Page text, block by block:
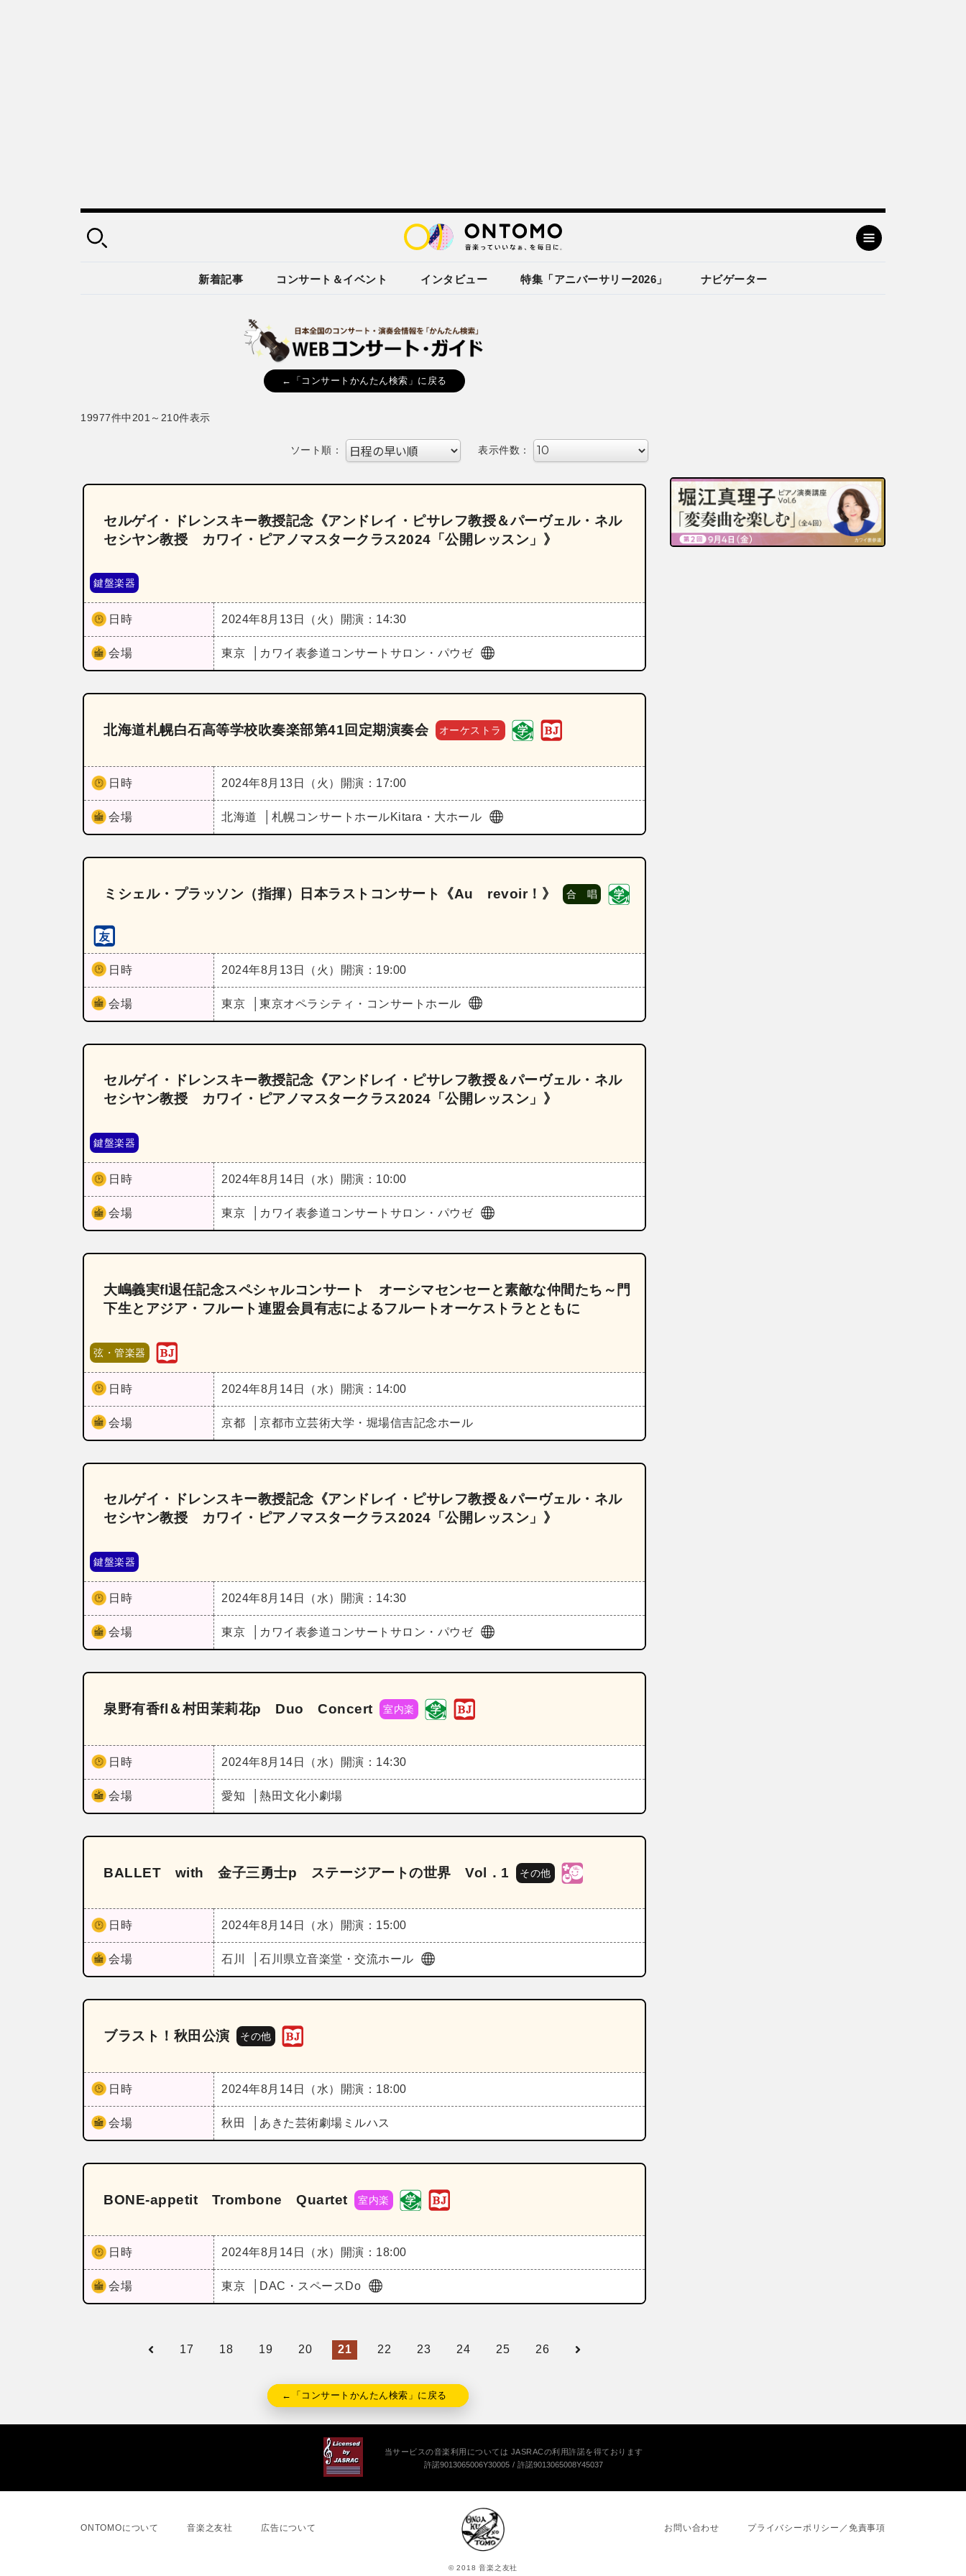
新着記事 コンサート＆イベント インタビュー 特集「アニバーサリー2026」 ナビゲーター
←「コンサートかんたん検索」に戻る
19977件中201～210件表示
ソート順： 表示件数：
セルゲイ・ドレンスキー教授記念《アンドレイ・ピサレフ教授＆パーヴェル・ネル
セシヤン教授 カワイ・ピアノマスタークラス2024「公開レッスン」》
鍵盤楽器
日時 2024年8月13日（火） 開演：14:30
会場 東京 カワイ表参道コンサートサロン・パウゼ
北海道札幌白石高等学校吹奏楽部第41回定期演奏会 オーケストラ
日時 2024年8月13日（火） 開演：17:00
会場 北海道 札幌コンサートホールKitara・大ホール
ミシェル・プラッソン（指揮）日本ラストコンサート《Au revoir！》 合 唱
日時 2024年8月13日（火） 開演：19:00
会場 東京 東京オペラシティ・コンサートホール
セルゲイ・ドレンスキー教授記念《アンドレイ・ピサレフ教授＆パーヴェル・ネル
セシヤン教授 カワイ・ピアノマスタークラス2024「公開レッスン」》
鍵盤楽器
日時 2024年8月14日（水） 開演：10:00
会場 東京 カワイ表参道コンサートサロン・パウゼ
大嶋義実fl退任記念スペシャルコンサート オーシマセンセーと素敵な仲間たち～門
下生とアジア・フルート連盟会員有志によるフルートオーケストラとともに
弦・管楽器
日時 2024年8月14日（水） 開演：14:00
会場 京都 京都市立芸術大学・堀場信吉記念ホール
セルゲイ・ドレンスキー教授記念《アンドレイ・ピサレフ教授＆パーヴェル・ネル
セシヤン教授 カワイ・ピアノマスタークラス2024「公開レッスン」》
鍵盤楽器
日時 2024年8月14日（水） 開演：14:30
会場 東京 カワイ表参道コンサートサロン・パウゼ
泉野有香fl＆村田茉莉花p Duo Concert 室内楽
日時 2024年8月14日（水） 開演：14:30
会場 愛知 熱田文化小劇場
BALLET with 金子三勇士p ステージアートの世界 Vol．1 その他
日時 2024年8月14日（水） 開演：15:00
会場 石川 石川県立音楽堂・交流ホール
ブラスト！秋田公演 その他
日時 2024年8月14日（水） 開演：18:00
会場 秋田 あきた芸術劇場ミルハス
BONE‐appetit Trombone Quartet 室内楽
日時 2024年8月14日（水） 開演：18:00
会場 東京 DAC・スペースDo
17 18 19 20 21 22 23 24 25 26
←「コンサートかんたん検索」に戻る
当サービスの音楽利用については JASRACの利用許諾を得ております
許諾9013065006Y30005
許諾9013065008Y45037
ONTOMOについて 音楽之友社 広告について お問い合わせ プライバシーポリシー／免責事項
© 2018 音楽之友社